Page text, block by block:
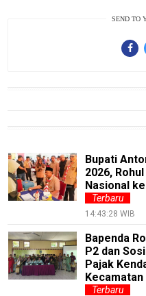
SEND TO
Bupati
2026,
Nasional
Terbaru
14:43:28 WIB
Bapenda
P2 dan
Pajak
Kecamatan
Terbaru
Real
Gadget
Guide
Food
Lifestyle